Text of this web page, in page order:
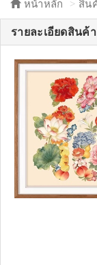
หน้าหลัก สิน
รายละเอียดสินค้